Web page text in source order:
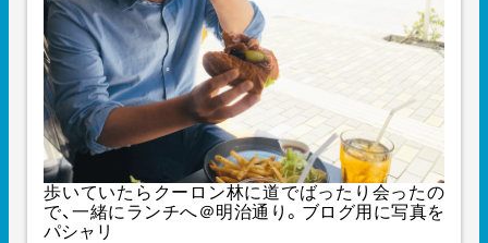
歩いていたらクーロン林に道でばったり会ったの
で、一緒にランチへ＠明治通り。ブログ用に写真を
パシャリ